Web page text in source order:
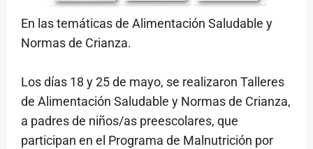
En las temáticas de Alimentación Saludable y
Normas de Crianza.
Los días 18 y 25 de mayo, se realizaron Talleres
de Alimentación Saludable y Normas de Crianza,
a padres de niños/as preescolares, que
participan en el Programa de Malnutrición por